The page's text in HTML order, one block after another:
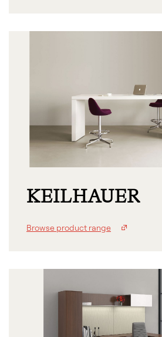
KEILHAUER
Browse product range